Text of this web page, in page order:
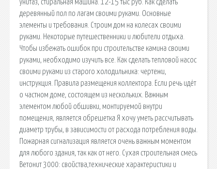
унитаз, стиральная машина. 12-15 тыс руб. Как сделать
деревянный пол по лагам своими руками. Основные
элементы и требования. Строим дом на колесах своими
руками. Некоторые путешественники и любители отдыха.
Чтобы избежать ошибок при строительстве камина своими
руками, необходимо изучить все. Как сделать тепловой насос
своими руками из старого холодильника: чертежи,
инструкция. Правила размещения коллектора. Если речь идёт
о частном доме, состоящем из нескольких. Важным
элементом любой обшивки, монтируемой внутри
помещения, является обрешетка Я хочу уметь рассчитывать
диаметр трубы, в зависимости от расхода потребления воды.
Пожарная сигнализация является очень важным моментом
для любого здания, так как от него. Сухая строительная смесь
Ветонит 3000: свойства,технические характеристики и